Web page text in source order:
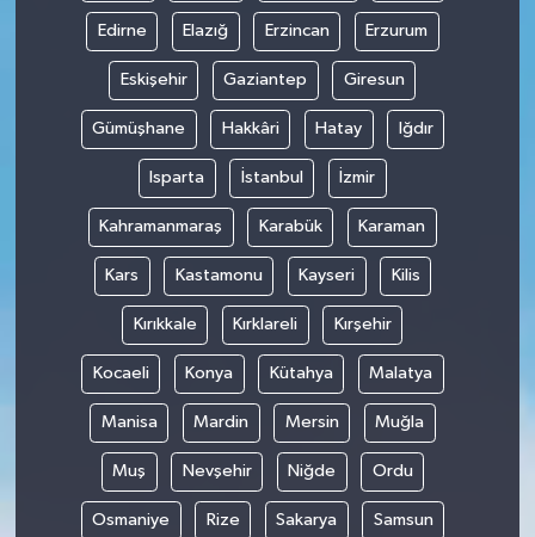
Edirne Elazığ Erzincan Erzurum
Eskişehir Gaziantep Giresun
Gümüşhane Hakkâri Hatay Iğdır
Isparta İstanbul İzmir
Kahramanmaraş Karabük Karaman
Kars Kastamonu Kayseri Kilis
Kırıkkale Kırklareli Kırşehir
Kocaeli Konya Kütahya Malatya
Manisa Mardin Mersin Muğla
Muş Nevşehir Niğde Ordu
Osmaniye Rize Sakarya Samsun